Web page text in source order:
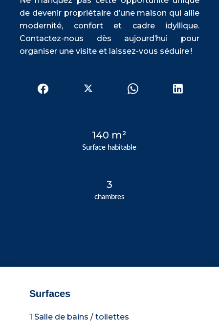
Surface habitable
140 m²
chambres
3
de devenir propriétaire d’une maison qui allie
modernité, confort et cadre idyllique.
Contactez-nous dès aujourd’hui pour
organiser une visite et laissez-vous séduire !
Surfaces
1 Salle de bains / toilettes